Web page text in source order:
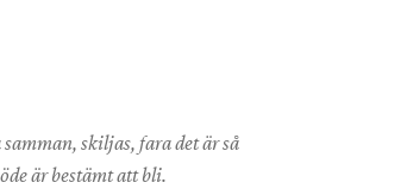
samman, skiljas, fara det är så
är bestämt att bli.